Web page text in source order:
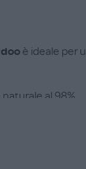
è ideale per
al 98%...